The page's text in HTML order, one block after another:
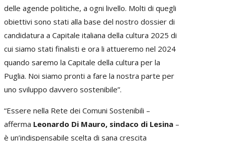
delle agende politiche, a ogni livello. Molti di quegli
obiettivi sono stati alla base del nostro dossier di
candidatura a Capitale italiana della cultura 2025 di
cui siamo stati finalisti e ora li attueremo nel 2024
quando saremo la Capitale della cultura per la
Puglia. Noi siamo pronti a fare la nostra parte per
uno sviluppo davvero sostenibile”.
“Essere nella Rete dei Comuni Sostenibili –
afferma Leonardo Di Mauro, sindaco di Lesina –
è un’indispensabile scelta di sana crescita